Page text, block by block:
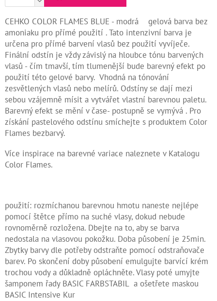
Kontakty
Měna
(CZK)
Přihlášení
CEHKO COLOR FLAMES BLUE - modrá gelová barva bez
amoniaku pro přímé použití . Tato intenzivní barva je
určena pro přímé barvení vlasů bez použití vyvíječe.
Finální odstín je vždy závislý na hloubce tónu barvených
vlasů - čím tmavší, tím tlumenější bude barevný efekt po
použití této gelové barvy. Vhodná na tónování
zesvětlených vlasů nebo melírů. Odstíny se dají mezi
sebou vzájemně mísit a vytvářet vlastní barevnou paletu.
Barevný efekt se mění v čase- postupně se vymývá . Pro
získání pastelového odstínu smíchejte s produktem Color
Flames bezbarvý.
Více inspirace na barevné variace naleznete v Katalogu
Color Flames.
použití: rozmíchanou barevnou hmotu naneste nejlépe
pomocí štětce přímo na suché vlasy, dokud nebude
rovnoměrně rozložena. Dbejte na to, aby se barva
nedostala na vlasovou pokožku. Doba působení je 25min.
Zbytky barvy dle potřeby odstraňte pomocí odstraňovače
barev. Po skončení doby působení emulgujte barvící krém
trochou vody a důkladně opláchněte. Vlasy poté umyjte
šamponem řady BASIC FARBSTABIL a ošetřete maskou
BASIC Intensive Kur